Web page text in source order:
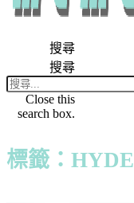
搜尋
搜尋
Close this
search box.
標籤：HYDE